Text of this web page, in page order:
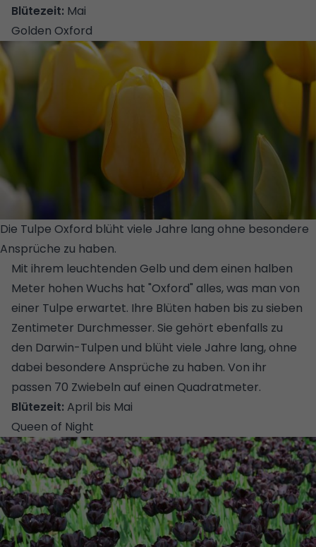
Blütezeit: Mai
Golden Oxford
Die Tulpe Oxford blüht viele Jahre lang ohne besondere
Ansprüche zu haben.
Mit ihrem leuchtenden Gelb und dem einen halben
Meter hohen Wuchs hat "Oxford" alles, was man von
einer Tulpe erwartet. Ihre Blüten haben bis zu sieben
Zentimeter Durchmesser. Sie gehört ebenfalls zu
den Darwin-Tulpen und blüht viele Jahre lang, ohne
dabei besondere Ansprüche zu haben. Von ihr
passen 70 Zwiebeln auf einen Quadratmeter.
Blütezeit: April bis Mai
Queen of Night